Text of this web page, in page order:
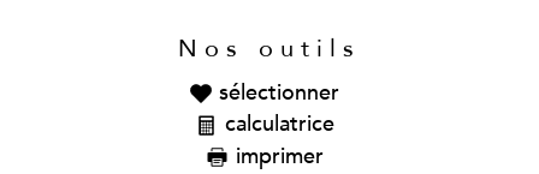
Nos outils
sélectionner
calculatrice
imprimer